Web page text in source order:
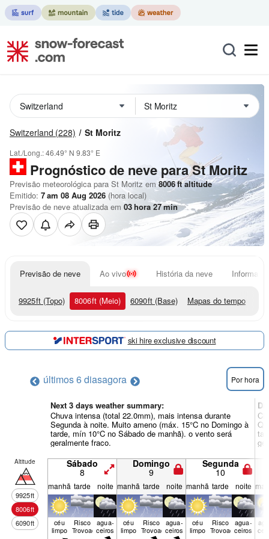
Switzerland (228) St Moritz
Lat./Long.:46.49° N 9.83° E
Prognóstico de neve para St Moritz
Previsão meteorológica para St Moritz em 8006ftaltitude
Emitido: 7 am 08 Aug 2026 (hora local)
Previsão de neve atualizada em 03hora27min
Previsão de neve Ao vivo História da neve
9925ft (Topo) 8006ft (Meio) 6090ft (Base) Mapas do tempo
ski hire exclusive discount
últimos 6 diasagora Por hora
Next 3 days weather summary:
Chuva intensa (total 22.0mm), mais intensa durante
Segunda à noite. Muito ameno (máx. 15°C no Domingo à
tarde, mín 10°C no Sábado de manhã). o vento será
geralmente fraco.
Altitude
9925ft
8006ft
6090ft
Sábado
8
Domingo
9
Segunda
10
manhã tarde noite manhã tarde noite manhã tarde noite
céu
limpo
Risco
Trovoada
agua­
ceiros
céu
limpo
Risco
Trovoada
agua­
ceiros
céu
limpo
Risco
Trovoada
agua­
ceiros